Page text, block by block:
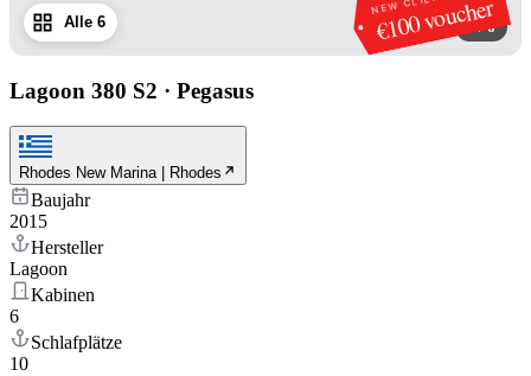
€100 voucher
1 /6
Alle 6
Lagoon 380 S2 · Pegasus
Rhodes New Marina | Rhodes
Baujahr
2015
Hersteller
Lagoon
Kabinen
6
Schlafplätze
10